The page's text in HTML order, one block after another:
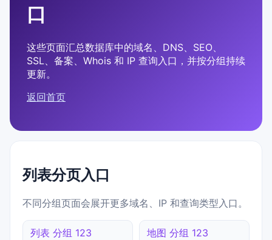
口
这些页面汇总数据库中的域名、DNS、SEO、
SSL、备案、Whois 和 IP 查询入口，并按分组持续
更新。
返回首页
列表分页入口
不同分组页面会展开更多域名、IP 和查询类型入口。
列表 分组 123 地图 分组 123